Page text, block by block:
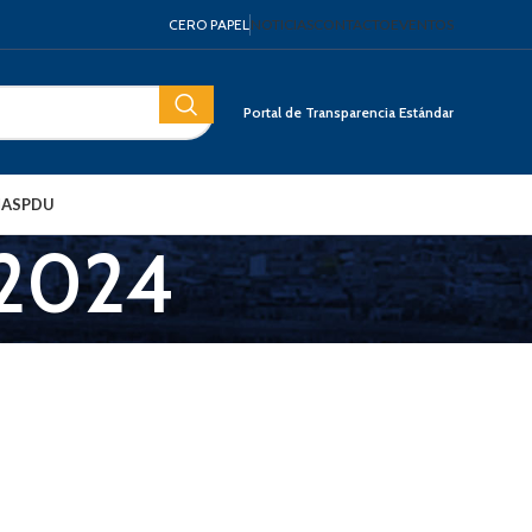
CERO PAPEL NOTICIASCONTACTOEVENTOS
Portal de Transparencia Estándar
PDU